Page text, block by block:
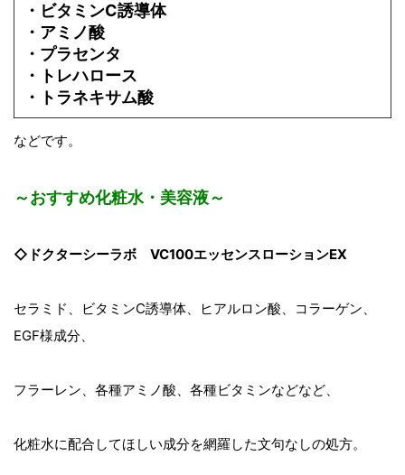
・ビタミンC誘導体
・アミノ酸
・プラセンタ
・トレハロース
・トラネキサム酸
などです。
～おすすめ化粧水・美容液～
◇ドクターシーラボ VC100エッセンスローションEX
セラミド、ビタミンC誘導体、ヒアルロン酸、コラーゲン、
EGF様成分、
フラーレン、各種アミノ酸、各種ビタミンなどなど、
化粧水に配合してほしい成分を網羅した文句なしの処方。